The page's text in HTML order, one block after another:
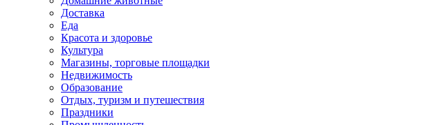
Доставка
Еда
Красота и здоровье
Культура
Магазины, торговые площадки
Недвижимость
Образование
Отдых, туризм и путешествия
Праздники